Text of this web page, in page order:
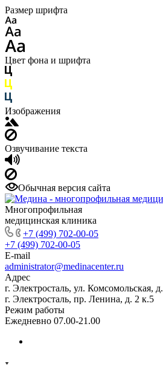
Размер шрифта
Цвет фона и шрифта
Изображения
Озвучивание текста
Обычная версия сайта
Многопрофильная
медицинская клиника
+7 (499) 702-00-05
+7 (499) 702-00-05
E-mail
administrator@medinacenter.ru
Адрес
г. Электросталь, ул. Комсомольская,
г. Электросталь, пр. Ленина, д. 2 к.5
Режим работы
Ежедневно 07.00-21.00